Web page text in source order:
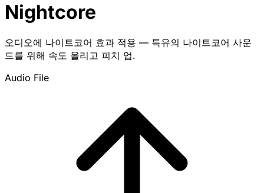
Nightcore
오디오에 나이트코어 효과 적용 — 특유의 나이트코어 사운
드를 위해 속도 올리고 피치 업.
Audio File